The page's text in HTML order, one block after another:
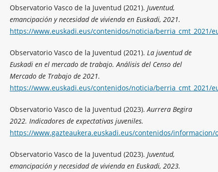
Observatorio Vasco de la Juventud (2021). Juventud,
emancipación y necesidad de vivienda en Euskadi, 2021.
https://www.euskadi.eus/contenidos/noticia/berria_cmt_2021/
Observatorio Vasco de la Juventud (2021). La juventud de
Euskadi en el mercado de trabajo. Análisis del Censo del
Mercado de Trabajo de 2021.
https://www.euskadi.eus/contenidos/noticia/berria_cmt_2021/
Observatorio Vasco de la Juventud (2023).Aurrera Begira
2022. Indicadores de expectativas juveniles.
https://www.gazteaukera.euskadi.eus/contenidos/
Observatorio Vasco de la Juventud (2023). Juventud,
emancipación y necesidad de vivienda en Euskadi, 2023.